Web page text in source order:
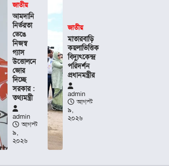
জাতীয়
আমদানি
নির্ভরতা
ভেঙে
নিজস্ব
গ্যাস
উত্তোলনে
জোর
দিচ্ছে
সরকার :
তথ্যমন্ত্রী
admin
আগস্ট
৯,
২০২৬
জাতীয়
মাতারবাড়ি
কয়লাভিত্তিক
বিদ্যুৎকেন্দ্র
পরিদর্শন
প্রধানমন্ত্রীর
admin
আগস্ট
৯,
২০২৬